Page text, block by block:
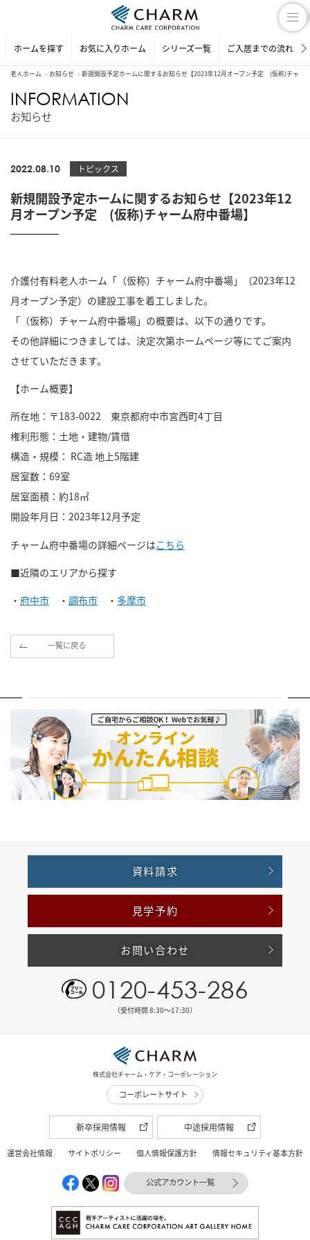
ホームを探す お気に入りホーム シリーズ一覧 ご入居までの流れ
老人ホーム お知らせ 新規開設予定ホームに関するお知らせ【2023年12月オープン予定 (仮称)チャー
INFORMATION
お知らせ
2022.08.10 トピックス
新規開設予定ホームに関するお知らせ【2023年12
月オープン予定 (仮称)チャーム府中番場】
介護付有料老人ホーム「（仮称）チャーム府中番場」（2023年12
月オープン予定）の建設工事を着工しました。
「（仮称）チャーム府中番場」の概要は、以下の通りです。
その他詳細につきましては、決定次第ホームページ等にてご案内
させていただきます。
【ホーム概要】
所在地：〒183-0022 東京都府中市宮西町4丁目
権利形態：土地・建物/賃借
構造・規模： RC造 地上5階建
居室数：69室
居室面積：約18㎡
開設年月日：2023年12月予定
チャーム府中番場の詳細ページはこちら
■近隣のエリアから探す
・ 府中市 ・ 調布市 ・ 多摩市
一覧に戻る
資料請求
見学予約
お問い合わせ
0120-453-286
（受付時間 8:30〜17:30）
株式会社チャーム・ケア・コーポレーション
コーポレートサイト
新卒採用情報 中途採用情報
運営会社情報 サイトポリシー 個人情報保護方針 情報セキュリティ基本方針
公式アカウント一覧